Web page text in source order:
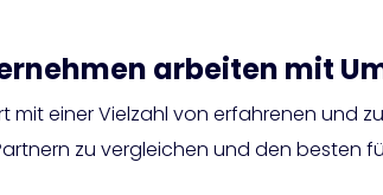
arbeiten mit
mit einer Vielzahl von erfahrenen und
zu vergleichen und den besten